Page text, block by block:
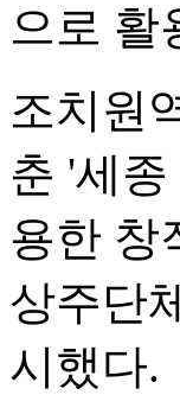
으로 활
조치원
춘 '세
용한 창
상주단
시했다.